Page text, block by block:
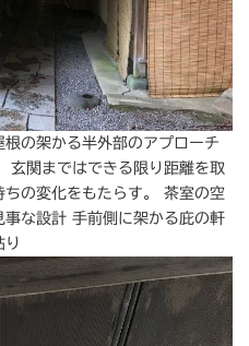
の架かる半外部のアプローチ
玄関まではできる限り距離を取
の変化をもたらす。 茶室の空
な設計 手前側に架かる庇の軒
り